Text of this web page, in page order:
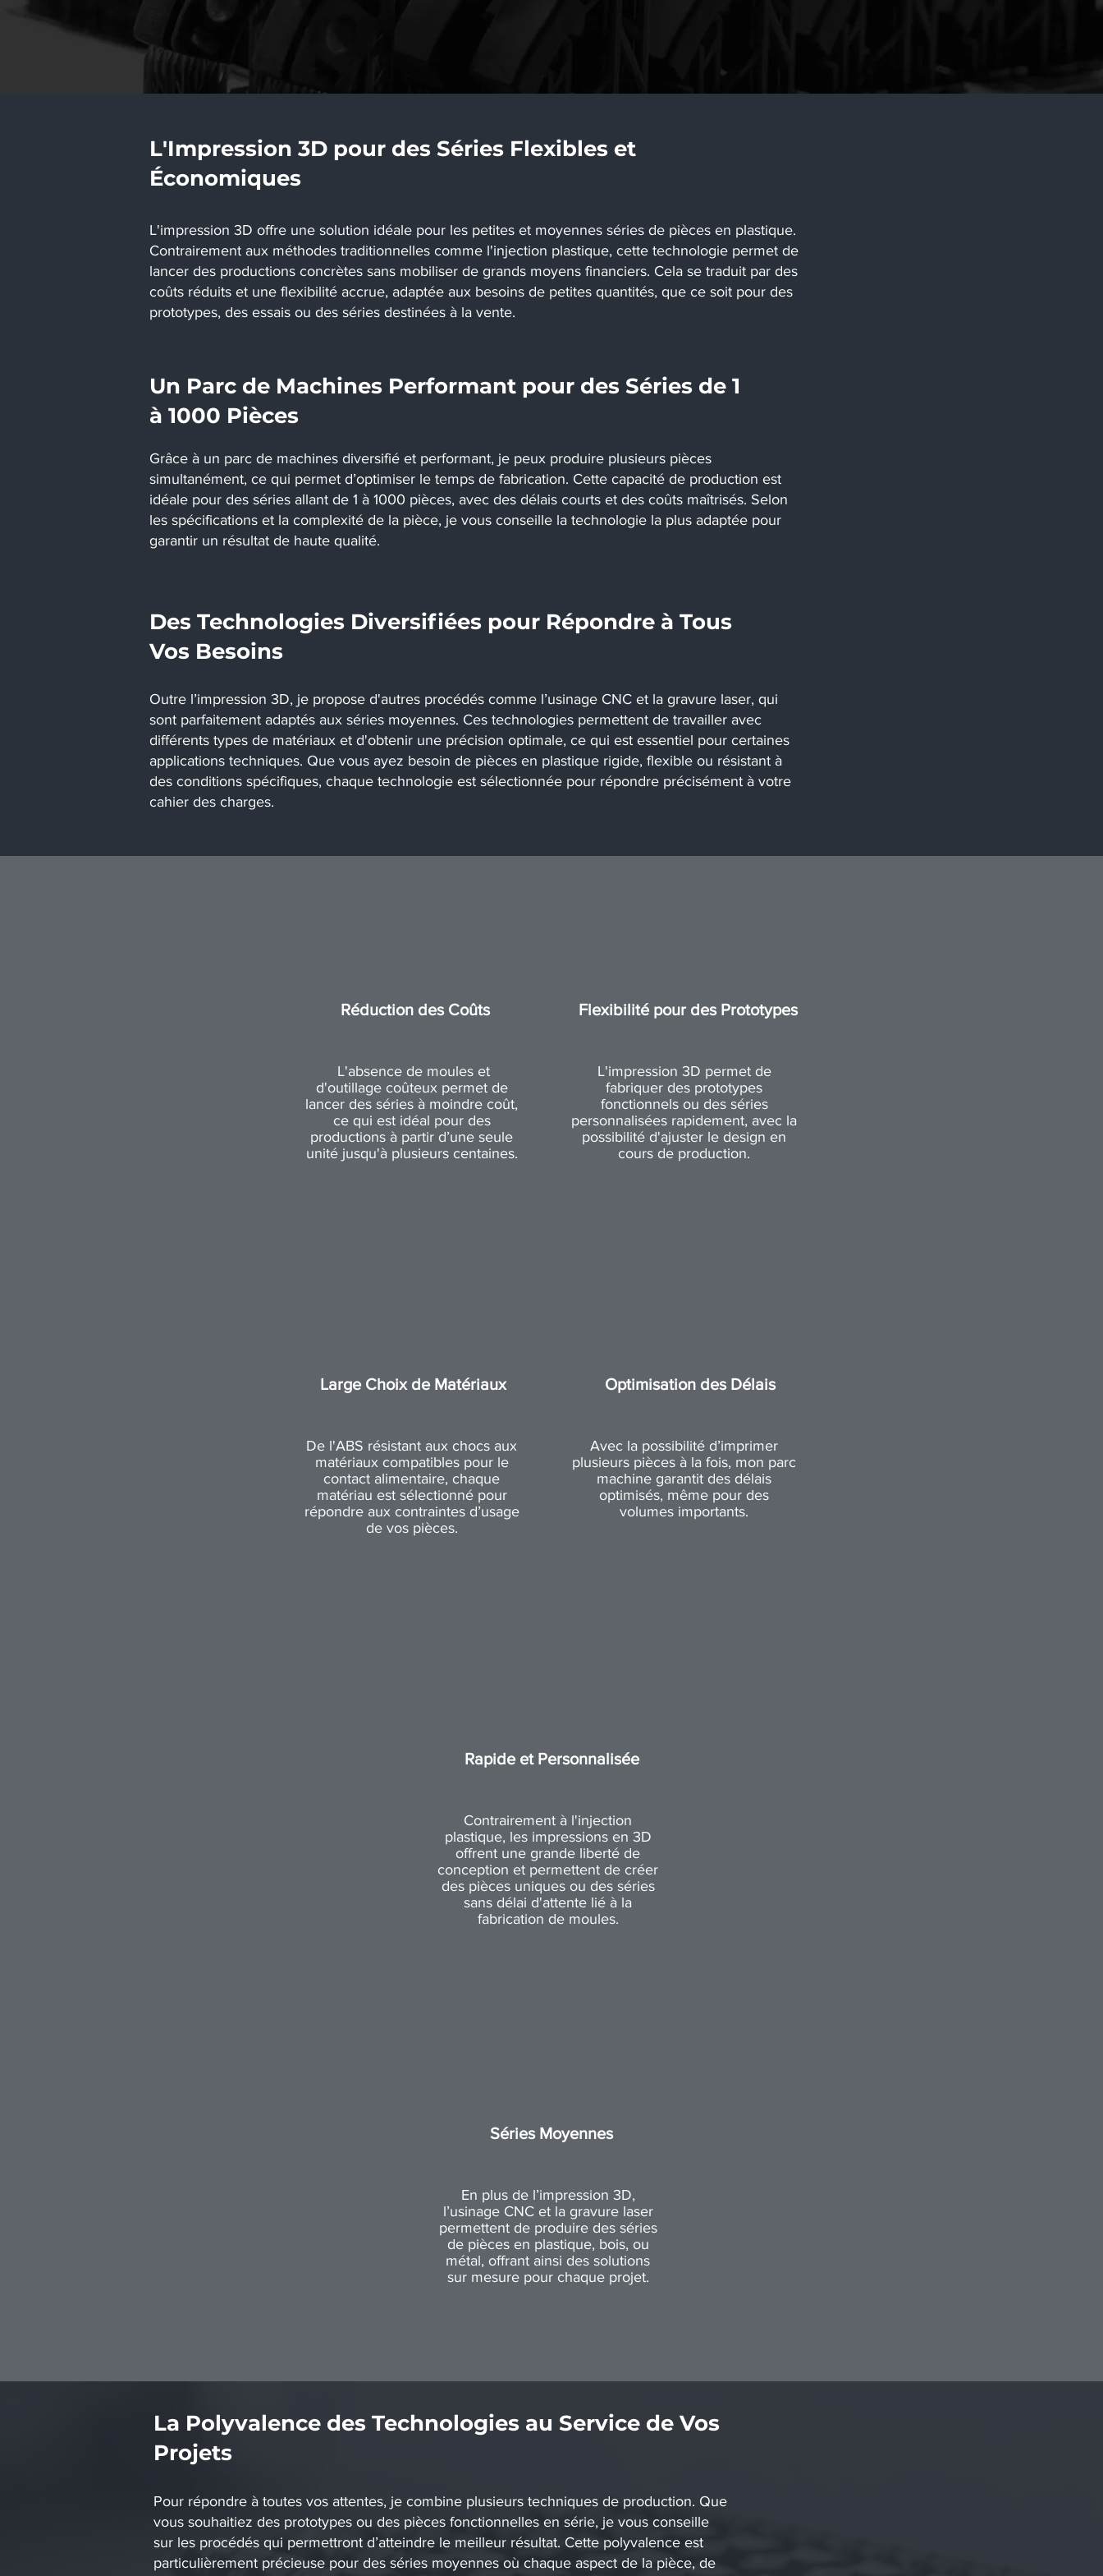
L'Impression 3D pour des Séries Flexibles et
Économiques
L'impression 3D offre une solution idéale pour les petites et moyennes séries de pièces en plastique.
Contrairement aux méthodes traditionnelles comme l'injection plastique, cette technologie permet de
lancer des productions concrètes sans mobiliser de grands moyens financiers. Cela se traduit par des
coûts réduits et une flexibilité accrue, adaptée aux besoins de petites quantités, que ce soit pour des
prototypes, des essais ou des séries destinées à la vente.
Un Parc de Machines Performant pour des Séries de 1
à 1000 Pièces
Grâce à un parc de machines diversifié et performant, je peux produire plusieurs pièces
simultanément, ce qui permet d’optimiser le temps de fabrication. Cette capacité de production est
idéale pour des séries allant de 1 à 1000 pièces, avec des délais courts et des coûts maîtrisés. Selon
les spécifications et la complexité de la pièce, je vous conseille la technologie la plus adaptée pour
garantir un résultat de haute qualité.
Des Technologies Diversifiées pour Répondre à Tous
Vos Besoins
Outre l’impression 3D, je propose d'autres procédés comme l’usinage CNC et la gravure laser, qui
sont parfaitement adaptés aux séries moyennes. Ces technologies permettent de travailler avec
différents types de matériaux et d'obtenir une précision optimale, ce qui est essentiel pour certaines
applications techniques. Que vous ayez besoin de pièces en plastique rigide, flexible ou résistant à
des conditions spécifiques, chaque technologie est sélectionnée pour répondre précisément à votre
cahier des charges.
Réduction des Coûts
L'absence de moules et
d'outillage coûteux permet de
lancer des séries à moindre coût,
ce qui est idéal pour des
productions à partir d’une seule
unité jusqu'à plusieurs centaines.
Large Choix de Matériaux
De l'ABS résistant aux chocs aux
matériaux compatibles pour le
contact alimentaire, chaque
matériau est sélectionné pour
répondre aux contraintes d’usage
de vos pièces.
Flexibilité pour des Prototypes
L'impression 3D permet de
fabriquer des prototypes
fonctionnels ou des séries
personnalisées rapidement, avec la
possibilité d'ajuster le design en
cours de production.
Optimisation des Délais
Avec la possibilité d’imprimer
plusieurs pièces à la fois, mon parc
machine garantit des délais
optimisés, même pour des
volumes importants.
Rapide et Personnalisée
Contrairement à l'injection
plastique, les impressions en 3D
offrent une grande liberté de
conception et permettent de créer
des pièces uniques ou des séries
sans délai d'attente lié à la
fabrication de moules.
Séries Moyennes
En plus de l’impression 3D,
l’usinage CNC et la gravure laser
permettent de produire des séries
de pièces en plastique, bois, ou
métal, offrant ainsi des solutions
sur mesure pour chaque projet.
La Polyvalence des Technologies au Service de Vos
Projets
Pour répondre à toutes vos attentes, je combine plusieurs techniques de production. Que
vous souhaitiez des prototypes ou des pièces fonctionnelles en série, je vous conseille
sur les procédés qui permettront d’atteindre le meilleur résultat. Cette polyvalence est
particulièrement précieuse pour des séries moyennes où chaque aspect de la pièce, de